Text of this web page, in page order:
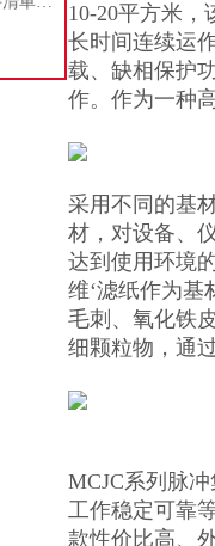
10-20平方米
长时间连续运
载、缺相保护
作。作为一种
采用不同的基
材，对设备、
达到使用环境
维‘滤纸作为基
毛刺、氧化铁
细颗粒物，通
MCJC系列脉
工作稳定可靠
款性价比高、